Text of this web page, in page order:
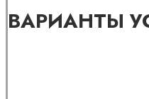
ВАРИАНТЫ